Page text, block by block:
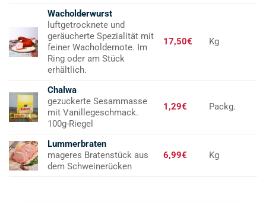
Wacholderwurst
luftgetrocknete und
geräucherte Spezialität mit
feiner Wacholdernote. Im
Ring oder am Stück
erhältlich.
17,50€ Kg
Chalwa
gezuckerte Sesammasse
mit Vanillegeschmack.
100g-Riegel
1,29€ Packg.
Lummerbraten
mageres Bratenstück aus
dem Schweinerücken
6,99€ Kg